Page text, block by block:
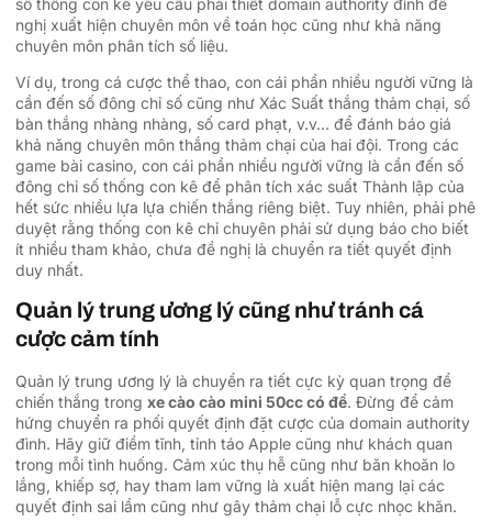
nghị xuất hiện chuyên môn về toán học cũng như khả năng
chuyên môn phân tích số liệu.
Ví dụ, trong cá cược thể thao, con cái phần nhiều người vững là
cần đến số đông chỉ số cũng như Xác Suất thắng thảm chại, số
bàn thắng nhàng nhàng, số card phạt, v.v… để đánh báo giá
khả năng chuyên môn thắng thảm chại của hai đội. Trong các
game bài casino, con cái phần nhiều người vững là cần đến số
đông chỉ số thống con kê để phân tích xác suất Thành lập của
hết sức nhiều lựa lựa chiến thắng riêng biệt. Tuy nhiên, phải phê
duyệt rằng thống con kê chỉ chuyên phải sử dụng báo cho biết
ít nhiều tham khảo, chưa đề nghị là chuyển ra tiết quyết định
duy nhất.
Quản lý trung ương lý cũng như tránh cá
cược cảm tính
Quản lý trung ương lý là chuyển ra tiết cực kỳ quan trọng để
chiến thắng trong xe cào cào mini 50cc có đề. Đừng để cảm
hứng chuyển ra phối quyết định đặt cược của domain authority
đình. Hãy giữ điềm tĩnh, tỉnh táo Apple cũng như khách quan
trong mỗi tình huống. Cảm xúc thụ hễ cũng như băn khoăn lo
lắng, khiếp sợ, hay tham lam vững là xuất hiện mang lại các
quyết định sai lầm cũng như gây thảm chại lỗ cực nhọc khăn.